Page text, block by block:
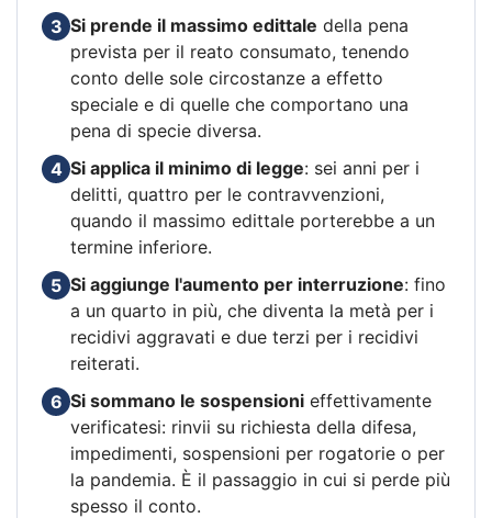
3 Si prende il massimo edittale della pena
prevista per il reato consumato, tenendo
conto delle sole circostanze a effetto
speciale e di quelle che comportano una
pena di specie diversa.
4 Si applica il minimo di legge: sei anni per i
delitti, quattro per le contravvenzioni,
quando il massimo edittale porterebbe a un
termine inferiore.
5 Si aggiunge l'aumento per interruzione: fino
a un quarto in più, che diventa la metà per i
recidivi aggravati e due terzi per i recidivi
reiterati.
6 Si sommano le sospensioni effettivamente
verificatesi: rinvii su richiesta della difesa,
impedimenti, sospensioni per rogatorie o per
la pandemia. È il passaggio in cui si perde più
spesso il conto.